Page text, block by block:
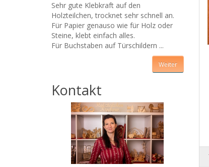
Sehr gute Klebkraft auf den
Holzteilchen, trocknet sehr schnell an.
Für Papier genauso wie für Holz oder
Steine, klebt einfach alles.
Für Buchstaben auf Türschildern ...
Weiter
Kontakt